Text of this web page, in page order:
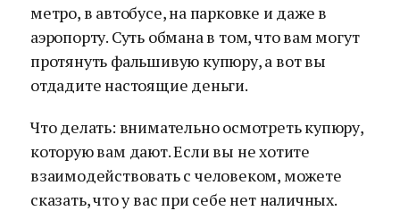
метро, в автобусе, на парковке и даже в
аэропорту. Суть обмана в том, что вам могут
протянуть фальшивую купюру, а вот вы
отдадите настоящие деньги.
Что делать: внимательно осмотреть купюру,
которую вам дают. Если вы не хотите
взаимодействовать с человеком, можете
сказать, что у вас при себе нет наличных.